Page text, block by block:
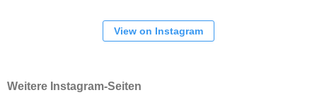
View on Instagram
Weitere Instagram-Seiten